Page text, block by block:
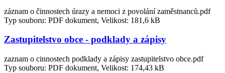
záznam o činnostech úrazy a nemoci z povolání zaměstnanců.pdf
Typ souboru: PDF dokument, Velikost: 181,6 kB
Zastupitelstvo obce - podklady a zápisy
zaznam o cinnostech podklady a zápisy zastupitelstvo obce.pdf
Typ souboru: PDF dokument, Velikost: 174,43 kB